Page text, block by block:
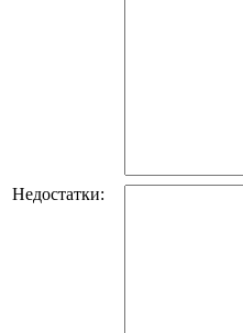
Недостатки: